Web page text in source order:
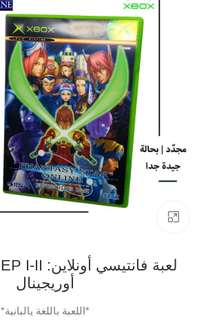
أوريجينال
*اللعبة باللغة يالبانية*